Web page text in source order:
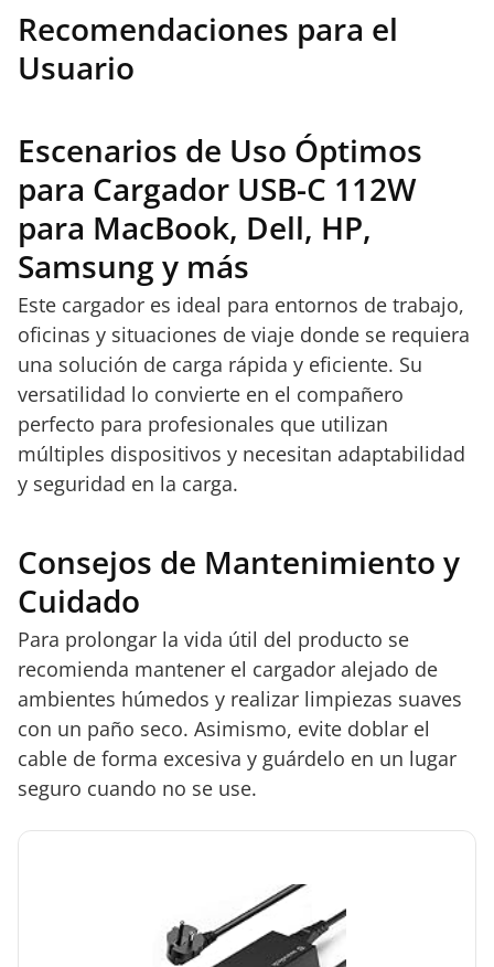
Recomendaciones para el
Usuario
Escenarios de Uso Óptimos
para Cargador USB-C 112W
para MacBook, Dell, HP,
Samsung y más
Este cargador es ideal para entornos de trabajo,
oficinas y situaciones de viaje donde se requiera
una solución de carga rápida y eficiente. Su
versatilidad lo convierte en el compañero
perfecto para profesionales que utilizan
múltiples dispositivos y necesitan adaptabilidad
y seguridad en la carga.
Consejos de Mantenimiento y
Cuidado
Para prolongar la vida útil del producto se
recomienda mantener el cargador alejado de
ambientes húmedos y realizar limpiezas suaves
con un paño seco. Asimismo, evite doblar el
cable de forma excesiva y guárdelo en un lugar
seguro cuando no se use.